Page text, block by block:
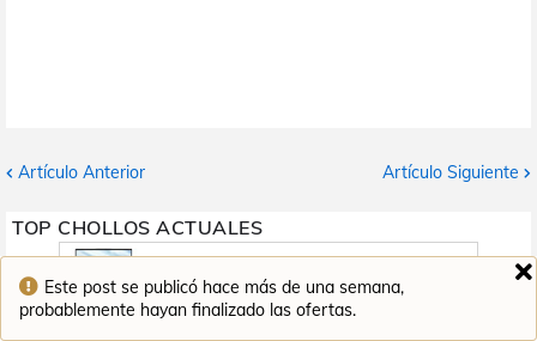
Este post se publicó hace más de una semana,
probablemente hayan finalizado las ofertas.
Artículo Anterior Artículo Siguiente
TOP CHOLLOS ACTUALES
Medion Akoya E15423 a 399
€
Samsung Galaxy Book3 a